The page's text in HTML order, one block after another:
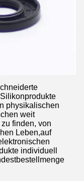
physikalischen
weit
finden, von
Leben,auf
individuell